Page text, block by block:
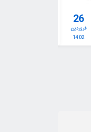
26
فروردین
1402